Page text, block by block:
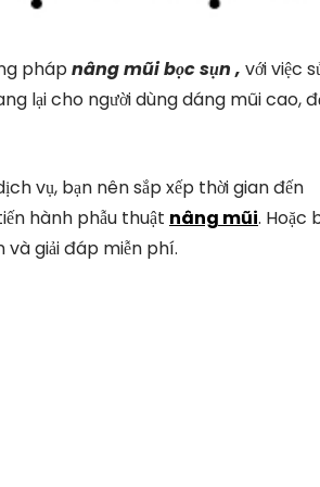
phápnâng mũi bọc sụn , với việc
lại cho người dùng dáng mũi cao,
vụ, bạn nên sắp xếp thời gian đến
hành phẫu thuật nâng mũi. Hoặc
và giải đáp miễn phí.